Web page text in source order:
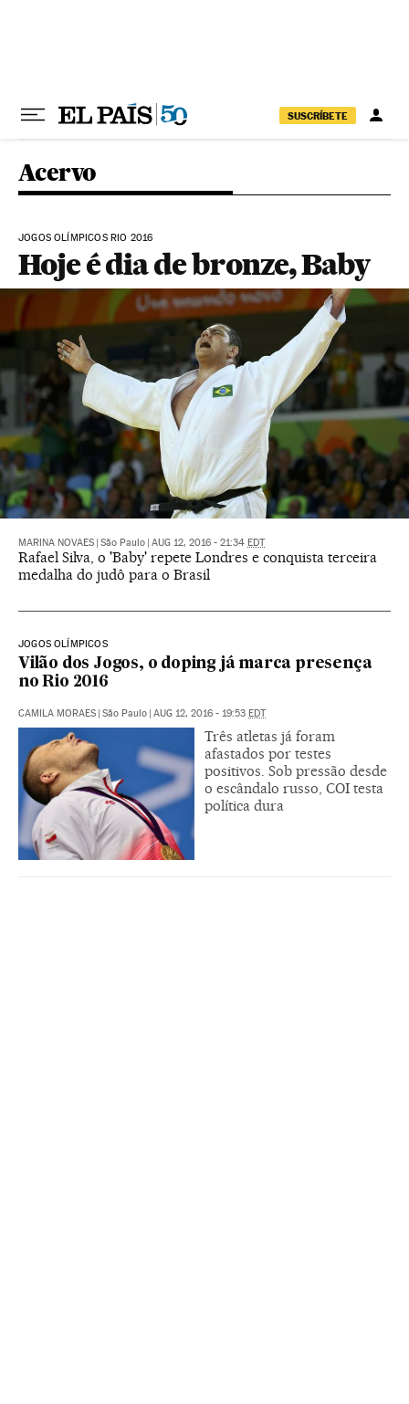
SUSCRÍBETE
Acervo
JOGOS OLÍMPICOS RIO 2016
Hoje é dia de bronze, Baby
MARINA NOVAES São Paulo AUG 12, 2016 - 21:34 EDT
Rafael Silva, o 'Baby' repete Londres e conquista terceira
medalha do judô para o Brasil
JOGOS OLÍMPICOS
Vilão dos Jogos, o doping já marca presença
no Rio 2016
CAMILA MORAES São Paulo AUG 12, 2016 - 19:53 EDT
Três atletas já foram
afastados por testes
positivos. Sob pressão desde
o escândalo russo, COI testa
política dura